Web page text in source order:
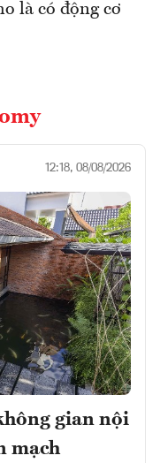
là có động cơ
12:18, 08/08/2026
gian nội
mạch